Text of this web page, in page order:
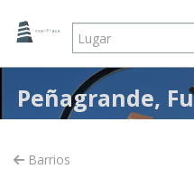
Peñagrande,
Barrios